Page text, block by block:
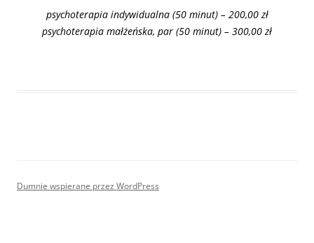
psychoterapia indywidualna (50 minut) – 200,00 zł
psychoterapia małżeńska, par (50 minut) – 300,00 zł
Dumnie wspierane przez WordPress